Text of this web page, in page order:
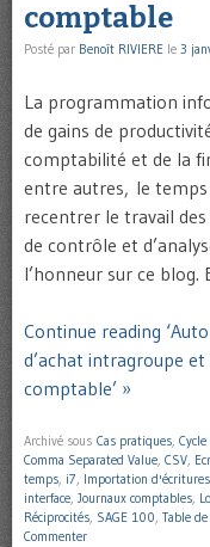
comptable
Posté par Benoît RIVIERE le 3
La programmation
de gains de
comptabilité et de la
entre autres, le temps
recentrer le travail
de contrôle et
l’honneur sur ce blog.
Continue reading
d’achat intragroupe
comptable’ »
Archivé sous Cas pratiques,
Comma Separated Value, CSV,
temps, i7, Importation
interface, Journaux comptables,
Réciprocités, SAGE 100, Table
Commenter